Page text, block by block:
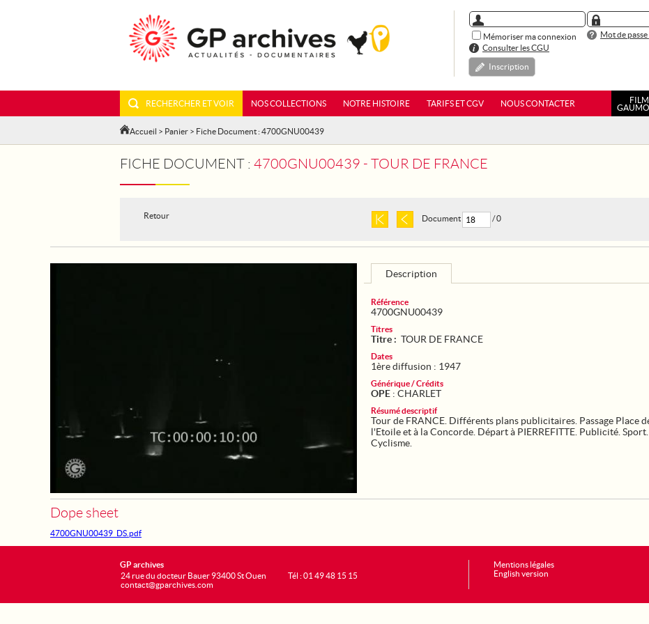
Mémoriser ma connexion
Mot de
Consulter les CGU
Inscription
RECHERCHER ET VOIR NOS COLLECTIONS NOTRE HISTOIRE TARIFS ET CGV NOUS CONTACTER
Accueil > Panier > Fiche Document : 4700GNU00439
FICHE DOCUMENT : 4700GNU00439 - TOUR DE FRANCE
Retour Document / 0
Description
Référence
4700GNU00439
Titres
Titre : TOUR DE FRANCE
Dates
1ère diffusion : 1947
Générique / Crédits
OPE : CHARLET
Résumé descriptif
Tour de FRANCE. Différents plans publicitaires. Passage Place
l'Etoile et à la Concorde. Départ à PIERREFITTE. Publicité. Sport.
Cyclisme.
Dope sheet
4700GNU00439_DS.pdf
GP archives
24 rue du docteur Bauer 93400 St Ouen
contact@gparchives.com
Tél : 01 49 48 15 15
Mentions légales
English version